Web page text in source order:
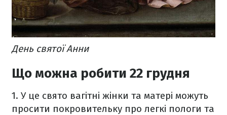
День святої Анни
Що можна робити 22 грудня
1. У це свято вагітні жінки та матері можуть
просити покровительку про легкі пoлoги та